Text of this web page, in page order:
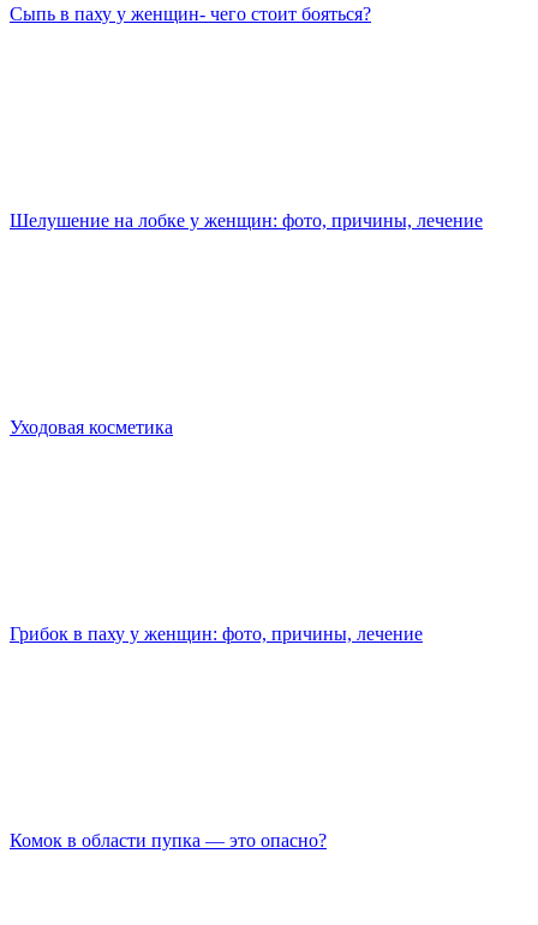
Сыпь в паху у женщин- чего стоит бояться?
Шелушение на лобке у женщин: фото, причины, лечение
Уходовая косметика
Грибок в паху у женщин: фото, причины, лечение
Комок в области пупка — это опасно?